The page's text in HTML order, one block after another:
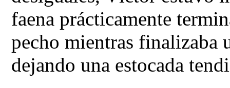
faena prácticamente
pecho mientras finalizaba
dejando una estocada